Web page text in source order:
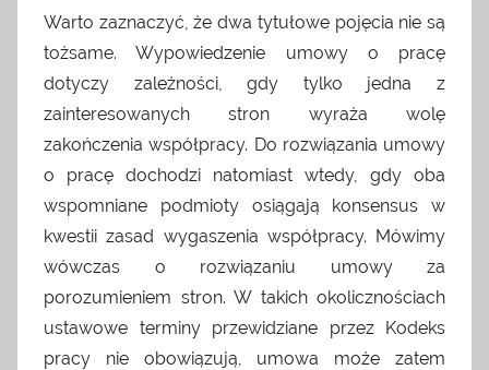
Warto zaznaczyć, że dwa tytułowe pojęcia nie są
tożsame. Wypowiedzenie umowy o pracę
dotyczy zależności, gdy tylko jedna z
zainteresowanych stron wyraża wolę
zakończenia współpracy. Do rozwiązania umowy
o pracę dochodzi natomiast wtedy, gdy oba
wspomniane podmioty osiągają konsensus w
kwestii zasad wygaszenia współpracy. Mówimy
wówczas o rozwiązaniu umowy za
porozumieniem stron. W takich okolicznościach
ustawowe terminy przewidziane przez Kodeks
pracy nie obowiązują, umowa może zatem